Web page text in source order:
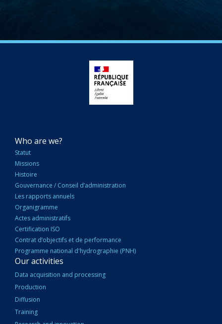
NAVIGATION
PRINCIPALE
Who are we?
Statut
Missions
Histoire
Gouvernance / Conseil d’administration
Les rapports annuels
Organigramme
Actes administratifs
Certification ISO
Contrat d’objectifs et de performance
Programme national d'hydrographie (PNH)
Our activities
Data acquisition and processing
Production
Diffusion
Training